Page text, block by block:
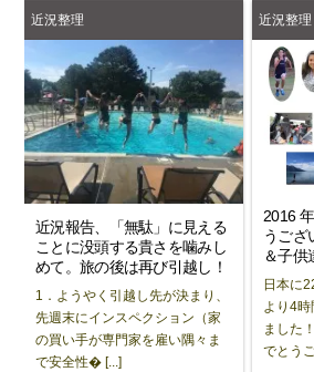
近況整理
近況報告、「無駄」に見える
ことに没頭する貴さを噛みし
めて。旅の後は再び引越し！
1．ようやく引越し先が決まり、
先週末にインスペクション（家
の買い手が専門家を雇い隅々ま
で安全性� [...]
近況整理
2016
うござ
＆子供
日本に
より4
ました
でとう